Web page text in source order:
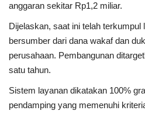
anggaran sekitar Rp1,2 miliar.
Dijelaskan, saat ini telah terkumpul
bersumber dari dana wakaf dan
perusahaan. Pembangunan
satu tahun.
Sistem layanan dikatakan 100%
pendamping yang memenuhi